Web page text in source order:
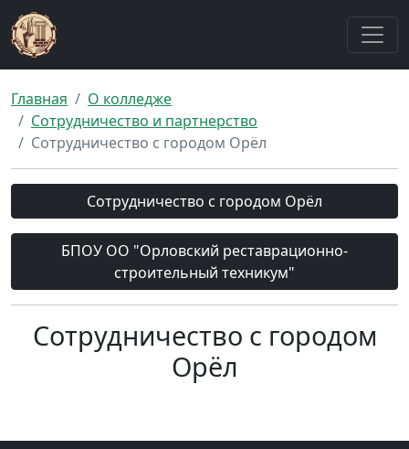
Главная
О колледже
Сотрудничество и партнерство
Сотрудничество с городом Орёл
Сотрудничество с городом Орёл
БПОУ ОО "Орловский реставрационно-
строительный техникум"
Сотрудничество с городом
Орёл